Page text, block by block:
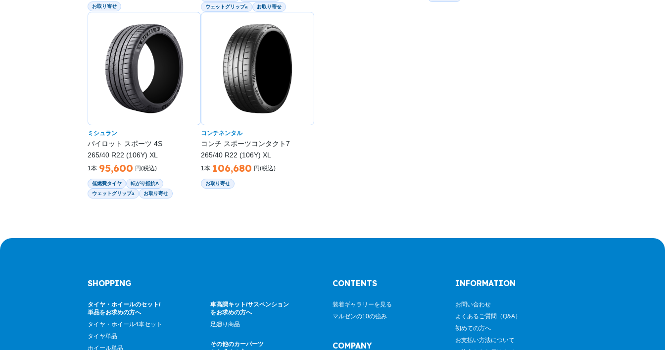
お取り寄せ
ウェットグリップa
お取り寄せ
ミシュラン
パイロット スポーツ 4S
265/40 R22 (106Y) XL
1本 95,600 円(税込)
低燃費タイヤ
転がり抵抗A
ウェットグリップa
お取り寄せ
コンチネンタル
コンチ スポーツコンタクト7
265/40 R22 (106Y) XL
1本 106,680 円(税込)
お取り寄せ
SHOPPING
タイヤ・ホイールのセット/
単品をお求めの方へ
タイヤ・ホイール4本セット
タイヤ単品
ホイール単品
車高調キット/サスペンション
をお求めの方へ
足廻り商品
その他のカーパーツ
CONTENTS
装着ギャラリーを見る
マルゼンの10の強み
COMPANY
INFORMATION
お問い合わせ
よくあるご質問（Q&A）
初めての方へ
お支払い方法について